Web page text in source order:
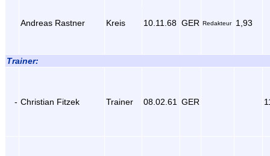
Andreas Rastner Kreis 10.11.68 GER Redakteur 1,93
Trainer:
- Christian Fitzek Trainer 08.02.61 GER